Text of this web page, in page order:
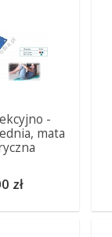
-
mata
zł